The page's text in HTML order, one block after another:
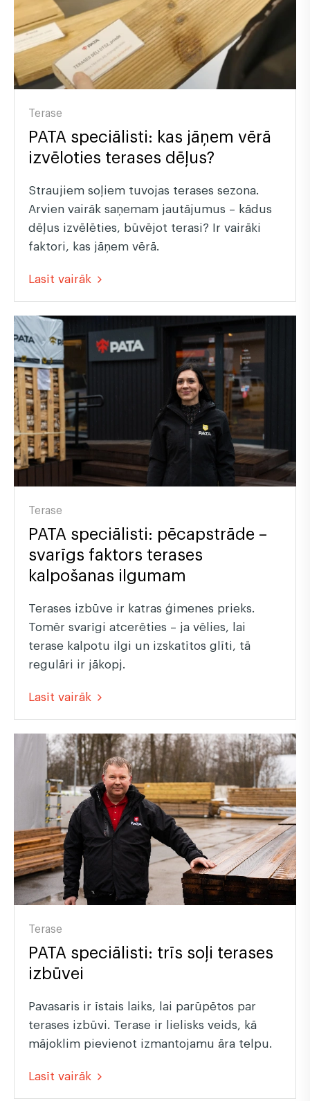
Terase
PATA speciālisti: kas jāņem vērā
izvēloties terases dēļus?
Straujiem soļiem tuvojas terases sezona.
Arvien vairāk saņemam jautājumus – kādus
dēļus izvēlēties, būvējot terasi? Ir vairāki
faktori, kas jāņem vērā.
Lasīt vairāk
Terase
PATA speciālisti: pēcapstrāde –
svarīgs faktors terases
kalpošanas ilgumam
Terases izbūve ir katras ģimenes prieks.
Tomēr svarīgi atcerēties – ja vēlies, lai
terase kalpotu ilgi un izskatītos glīti, tā
regulāri ir jākopj.
Lasīt vairāk
Terase
PATA speciālisti: trīs soļi terases
izbūvei
Pavasaris ir īstais laiks, lai parūpētos par
terases izbūvi. Terase ir lielisks veids, kā
mājoklim pievienot izmantojamu āra telpu.
Lasīt vairāk